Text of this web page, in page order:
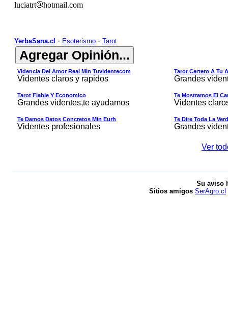
luciatrt hotmail.com
YerbaSana.cl - Esoterismo- Tarot
Videncia Del Amor Real Min Tuvidentecom
Videntes claros y rapidos
Tarot Certero A Tu
Grandes
Tarot Fiable Y Economico
Grandes videntes,te ayudamos
Te Mostramos El
Videntes
Te Damos Datos Concretos Min Eurh
Videntes profesionales
Te Dire Toda La
Grandes
Ver
Su aviso
Sitios amigos SerAgro.cl